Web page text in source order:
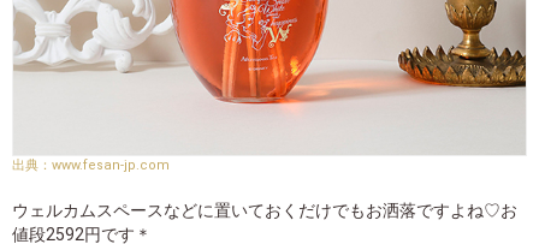
www.fesan-jp.com
ウェルカムスペースなどに置いておくだけでもお洒落ですよね♡お
値段2592円です＊